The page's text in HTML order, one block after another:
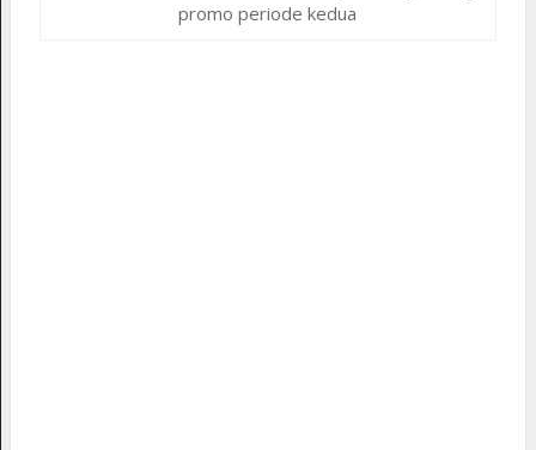
promo periode kedua